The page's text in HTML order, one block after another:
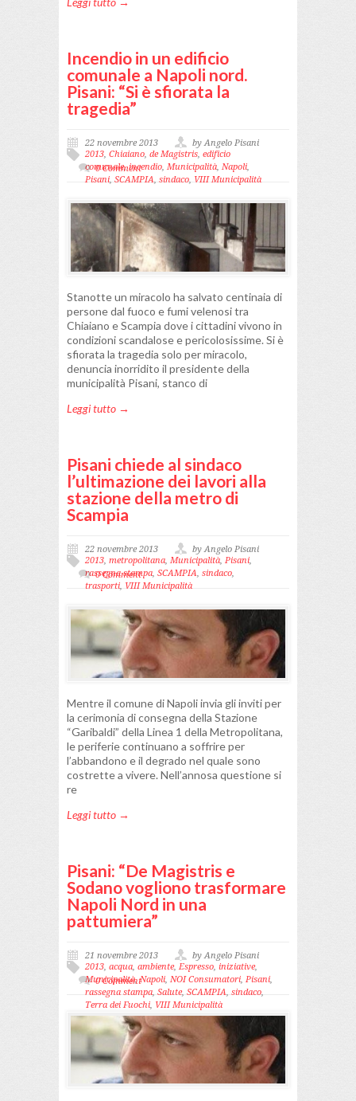
Incendio in un edificio
comunale a Napoli nord.
Pisani: “Si è sfiorata la
tragedia”
22 novembre 2013
by Angelo Pisani
2013, Chiaiano, de Magistris, edificio
comunale,incendio, Municipalità, Napoli,
Pisani, SCAMPIA, sindaco, VIII Municipalità
0 Comment
Stanotte un miracolo ha salvato centinaia di
persone dal fuoco e fumi velenosi tra
Chiaiano e Scampia dove i cittadini vivono in
condizioni scandalose e pericolosissime. Si è
sfiorata la tragedia solo per miracolo,
denuncia inorridito il presidente della
municipalità Pisani, stanco di
Leggi tutto →
Pisani chiede al sindaco
l’ultimazione dei lavori alla
stazione della metro di
Scampia
22 novembre 2013
by Angelo Pisani
2013, metropolitana, Municipalità, Pisani,
rassegna stampa, SCAMPIA, sindaco,
trasporti, VIII Municipalità
0 Comment
Mentre il comune di Napoli invia gli inviti per
la cerimonia di consegna della Stazione
“Garibaldi” della Linea 1 della Metropolitana,
le periferie continuano a soffrire per
l’abbandono e il degrado nel quale sono
costrette a vivere. Nell’annosa questione si
re
Leggi tutto →
Pisani: “De Magistris e
Sodano vogliono trasformare
Napoli Nord in una
pattumiera”
21 novembre 2013
by Angelo Pisani
2013, acqua, ambiente, Espresso, iniziative,
Municipalità,Napoli, NOI Consumatori, Pisani,
rassegna stampa, Salute, SCAMPIA, sindaco,
Terra dei Fuochi, VIII Municipalità
0 Comment